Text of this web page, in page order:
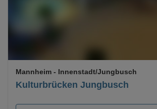
Kulturbrücken Jungbusch
Mannheim - Innenstadt/Jungbusch